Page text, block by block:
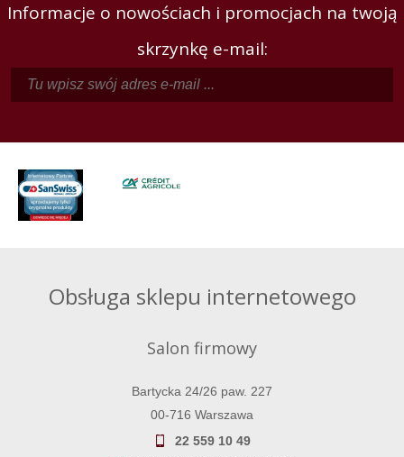
Informacje o nowościach i promocjach na twoją
skrzynkę e-mail:
Obsługa sklepu internetowego
Salon firmowy
Bartycka 24/26 paw. 227
00-716 Warszawa
22 559 10 49